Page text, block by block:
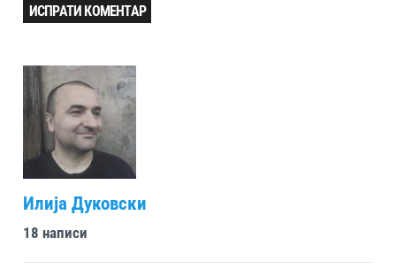
ИСПРАТИ КОМЕНТАР
Илија Дуковски
18 написи